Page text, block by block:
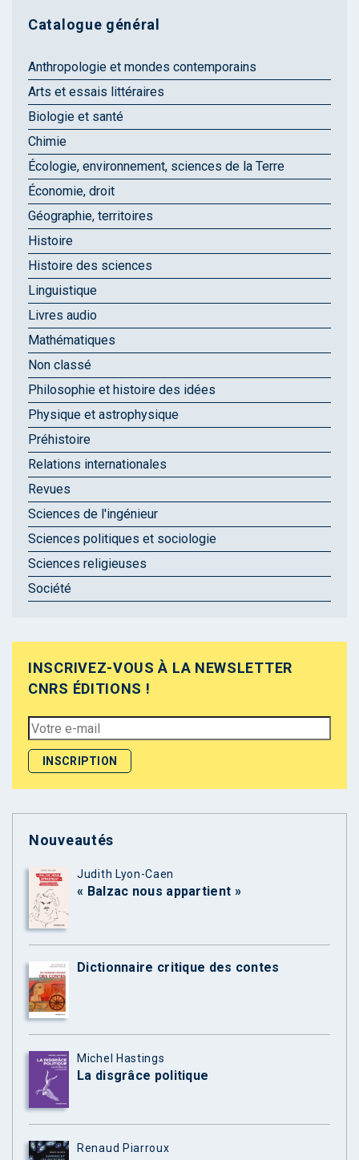
Catalogue général
Anthropologie et mondes contemporains
Arts et essais littéraires
Biologie et santé
Chimie
Écologie, environnement, sciences de la Terre
Économie, droit
Géographie, territoires
Histoire
Histoire des sciences
Linguistique
Livres audio
Mathématiques
Non classé
Philosophie et histoire des idées
Physique et astrophysique
Préhistoire
Relations internationales
Revues
Sciences de l'ingénieur
Sciences politiques et sociologie
Sciences religieuses
Société
INSCRIVEZ-VOUS À LA NEWSLETTER
CNRS ÉDITIONS !
Nouveautés
Judith Lyon-Caen
« Balzac nous appartient »
Dictionnaire critique des contes
Michel Hastings
La disgrâce politique
Renaud Piarroux